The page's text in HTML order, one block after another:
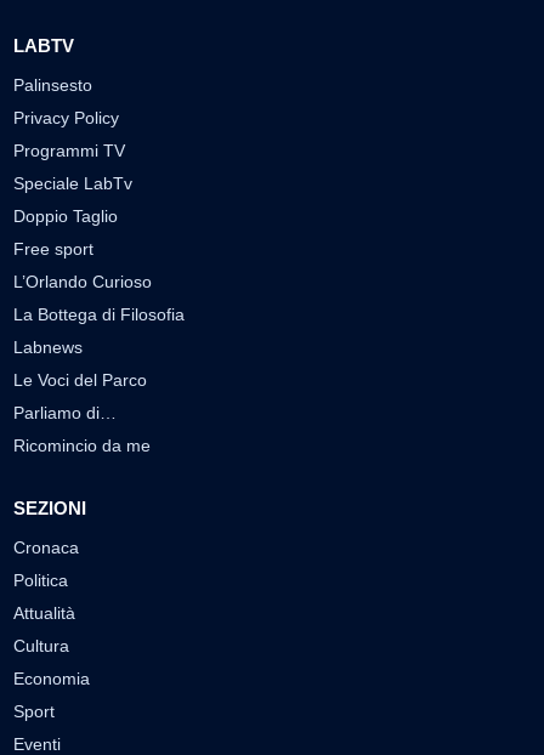
LABTV
Palinsesto
Privacy Policy
Programmi TV
Speciale LabTv
Doppio Taglio
Free sport
L’Orlando Curioso
La Bottega di Filosofia
Labnews
Le Voci del Parco
Parliamo di…
Ricomincio da me
SEZIONI
Cronaca
Politica
Attualità
Cultura
Economia
Sport
Eventi